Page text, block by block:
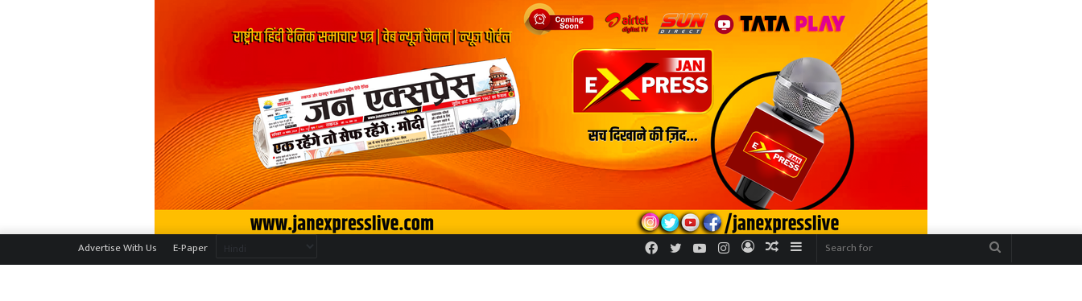
Advertise With Us E-Paper Sidebar
Random
Log
Instagram
YouTube
Twitter
Facebook